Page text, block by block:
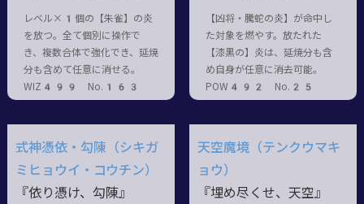
レベル×1個の【朱雀】の炎
を放つ。全て個別に操作で
き、複数合体で強化でき、延焼
分も含めて任意に消せる。
WIZ499 No.163
【凶将・騰蛇の炎】が命中し
た対象を燃やす。放たれた
【漆黒の】炎は、延焼分も含
め自身が任意に消去可能。
POW492 No.25
式神憑依・勾陳（シキガ
ミヒョウイ・コウチン）
『依り憑け、勾陳』
天空魔境（テンクウマキ
ョウ）
『埋め尽くせ、天空』